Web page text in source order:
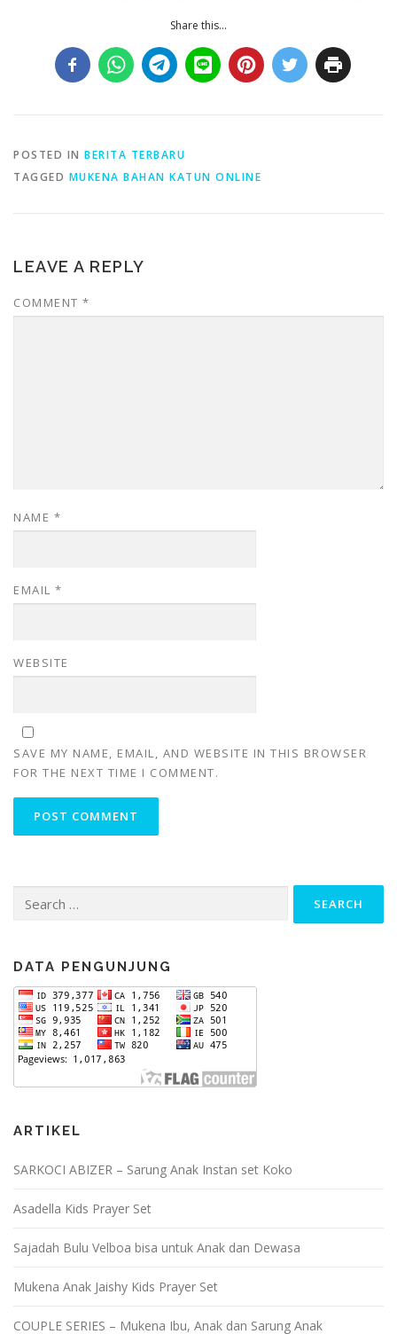
Share this...
POSTED IN BERITA TERBARU
TAGGED MUKENA BAHAN KATUN ONLINE
LEAVE A REPLY
COMMENT *
NAME *
EMAIL *
WEBSITE
SAVE MY NAME, EMAIL, AND WEBSITE IN THIS BROWSER
FOR THE NEXT TIME I COMMENT.
for:
DATA PENGUNJUNG
ARTIKEL
SARKOCI ABIZER – Sarung Anak Instan set Koko
Asadella Kids Prayer Set
Sajadah Bulu Velboa bisa untuk Anak dan Dewasa
Mukena Anak Jaishy Kids Prayer Set
COUPLE SERIES – Mukena Ibu, Anak dan Sarung Anak